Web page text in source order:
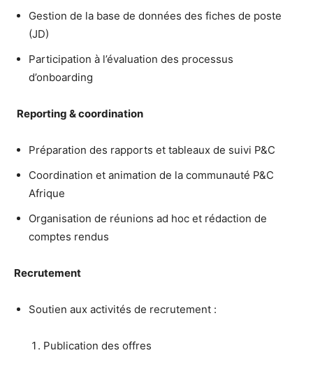
Gestion de la base de données des fiches de poste
(JD)
Participation à l’évaluation des processus
d’onboarding
Reporting & coordination
Préparation des rapports et tableaux de suivi P&C
Coordination et animation de la communauté P&C
Afrique
Organisation de réunions ad hoc et rédaction de
comptes rendus
Recrutement
Soutien aux activités de recrutement :
Publication des offres